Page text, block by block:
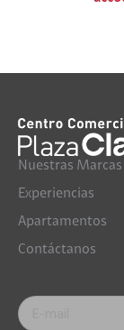
Nuestras Marcas
Experiencias
Apartamentos
Contáctanos